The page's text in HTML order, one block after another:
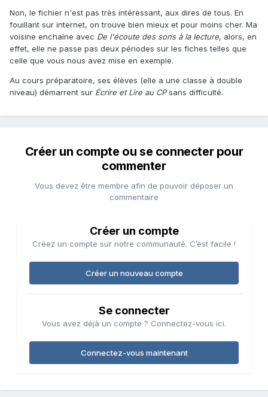
Non, le fichier n'est pas très intéressant, aux dires de tous. En
fouillant sur internet, on trouve bien mieux et pour moins cher. Ma
voisine enchaîne avec De l'écoute des sons à la lecture, alors, en
effet, elle ne passe pas deux périodes sur les fiches telles que
celle que vous nous avez mise en exemple.
Au cours préparatoire, ses élèves (elle a une classe à double
niveau) démarrent sur Écrire et Lire au CPsans difficulté.
Créer un compte ou se connecter pour
commenter
Vous devez être membre afin de pouvoir déposer un
commentaire
Créer un compte
Créez un compte sur notre communauté. C’est facile !
Créer un nouveau compte
Se connecter
Vous avez déjà un compte ? Connectez-vous ici.
Connectez-vous maintenant